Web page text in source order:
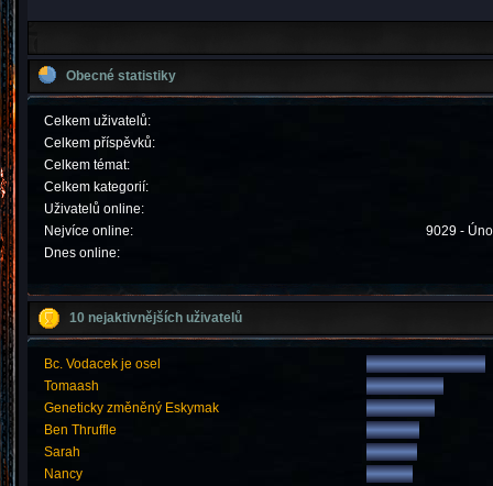
Obecné statistiky
Celkem uživatelů:
Celkem příspěvků:
Celkem témat:
Celkem kategorií:
Uživatelů online:
Nejvíce online:
9029 -
Dnes online:
10 nejaktivnějších uživatelů
Bc. Vodacek je osel
Tomaash
Geneticky změněný Eskymak
Ben Thruffle
Sarah
Nancy